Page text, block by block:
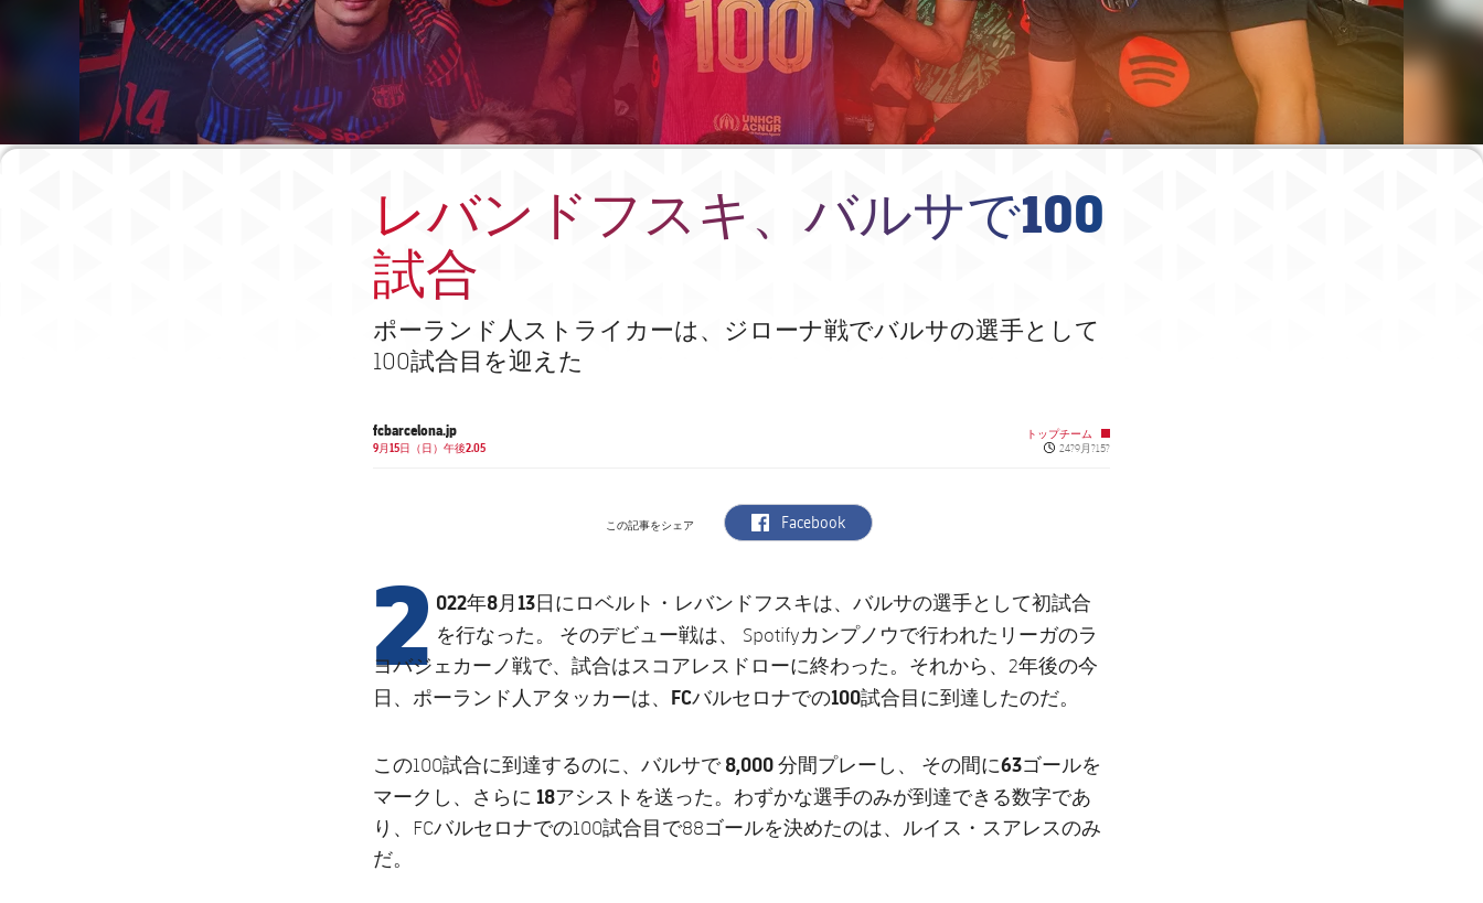
レバンドフスキ、バルサで100
試合
ポーランド人ストライカーは、ジローナ戦でバルサの選手として
100試合目を迎えた
fcbarcelona.jp
9月15日（日）午後2.05
トップチーム
Published news
24?9月?15?
この記事をシェア label.aria.facebook
Facebook
2 022年8月13日にロベルト・レバンドフスキは、バルサの選手として初試合
を行なった。
そのデビュー戦は、 Spotifyカンプノウで行われたリーガのラ
ヨバジェカーノ戦で、試合はスコアレスドローに終わった。それから、2年後の今
日、ポーランド人アタッカーは、 FCバルセロナでの100試合目に到達 したのだ。
この100試合に到達するのに、バルサで8,000 分間プレーし、 その間に63ゴールを
マークし、さらに 18アシスト を送った。わずかな選手のみが到達できる数字であ
り、FCバルセロナでの100試合目で88ゴールを決めたのは、ルイス・スアレスのみ
だ。